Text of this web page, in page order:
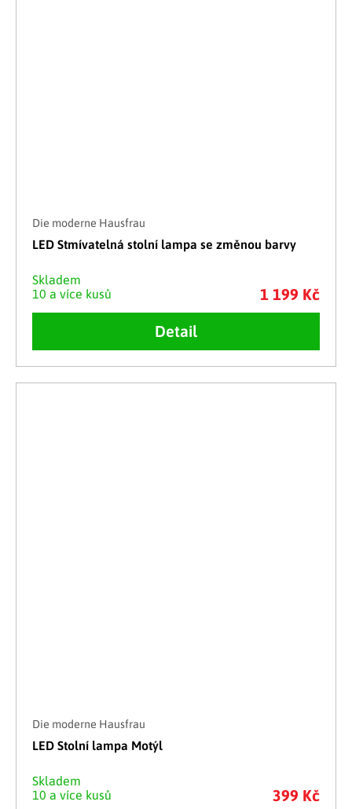
Die moderne Hausfrau
LED Stmívatelná stolní lampa se změnou barvy
Skladem
10 a více kusů
1 199 Kč
Detail
Die moderne Hausfrau
LED Stolní lampa Motýl
Skladem
10 a více kusů
399 Kč